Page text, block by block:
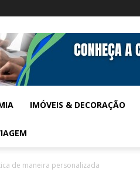
IMÓVEIS & DECORAÇÃO
de maneira personalizada